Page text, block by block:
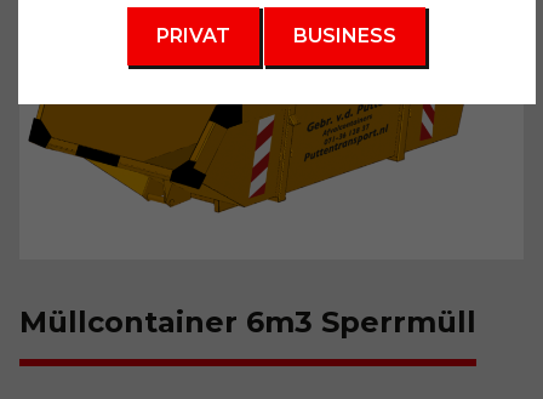
Müllcontainer 6m3 Sperrmüll
PRIVAT BUSINESS